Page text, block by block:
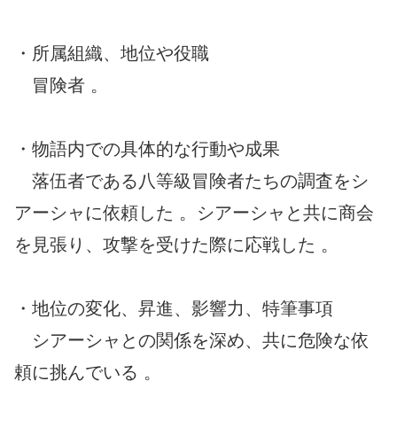
・所属組織、地位や役職
冒険者 。
・物語内での具体的な行動や成果
落伍者である八等級冒険者たちの調査をシ
アーシャに依頼した 。シアーシャと共に商会
を見張り、攻撃を受けた際に応戦した 。
・地位の変化、昇進、影響力、特筆事項
シアーシャとの関係を深め、共に危険な依
頼に挑んでいる 。